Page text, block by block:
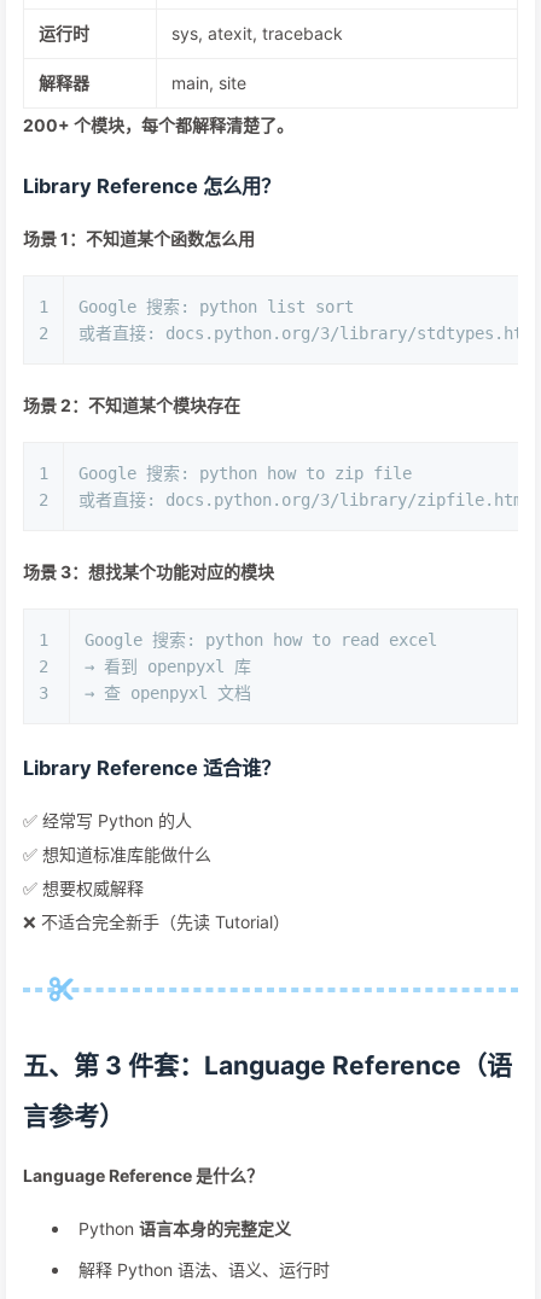
运行时 sys, atexit, traceback
解释器 main, site
200+ 个模块， 每个都解释清楚了。
Library Reference 怎么用？
场景 1：不知道某个函数怎么用
1
2
Google 搜索: python list sort
或者直接: docs.python.org/3/library/
场景 2：不知道某个模块存在
1
2
Google 搜索: python how to zip file
或者直接: docs.python.org/3/library/zipfile.html
场景 3：想找某个功能对应的模块
1
2
3
Google 搜索: python how to read excel
→ 看到 openpyxl 库
→ 查 openpyxl 文档
Library Reference 适合谁？
✅ 经常写 Python 的人
✅ 想知道标准库能做什么
✅ 想要权威解释
❌ 不适合完全新手（先读 Tutorial）
五、第 3 件套：Language Reference（语
言参考）
Language Reference 是什么？
Python 语言本身的完整定义
解释 Python 语法、语义、运行时